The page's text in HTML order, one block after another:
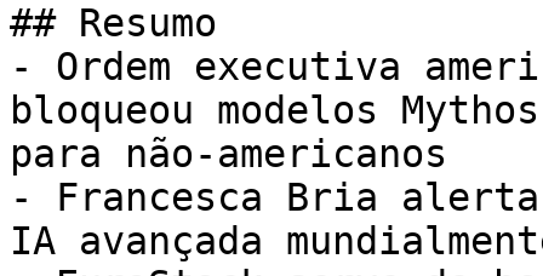
## Resumo
- Ordem executiva
bloqueou modelos
para não-americanos
- Francesca Bria alerta
IA avançada